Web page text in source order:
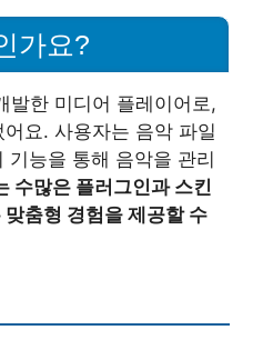
가요?
한 미디어 플레이어로,
요. 사용자는 음악 파일
기능을 통해 음악을 관리
수많은 플러그인과 스킨
춤형 경험을 제공할 수